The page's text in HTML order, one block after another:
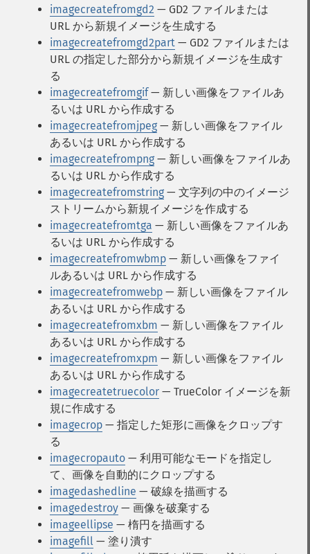
imagecreatefromgd2 — GD2 ファイルまたは
URL から新規イメージを生成する
imagecreatefromgd2part — GD2 ファイルまたは
URL の指定した部分から新規イメージを生成す
る
imagecreatefromgif— 新しい画像をファイルあ
るいは URL から作成する
imagecreatefromjpeg — 新しい画像をファイル
あるいは URL から作成する
imagecreatefrompng — 新しい画像をファイルあ
るいは URL から作成する
imagecreatefromstring — 文字列の中のイメージ
ストリームから新規イメージを作成する
imagecreatefromtga — 新しい画像をファイルあ
るいは URL から作成する
imagecreatefromwbmp — 新しい画像をファイ
ルあるいは URL から作成する
imagecreatefromwebp — 新しい画像をファイル
あるいは URL から作成する
imagecreatefromxbm — 新しい画像をファイル
あるいは URL から作成する
imagecreatefromxpm — 新しい画像をファイル
あるいは URL から作成する
imagecreatetruecolor — TrueColor イメージを新
規に作成する
imagecrop — 指定した矩形に画像をクロップす
る
imagecropauto — 利用可能なモードを指定し
て、画像を自動的にクロップする
imagedashedline — 破線を描画する
imagedestroy — 画像を破棄する
imageellipse — 楕円を描画する
imagefill — 塗り潰す